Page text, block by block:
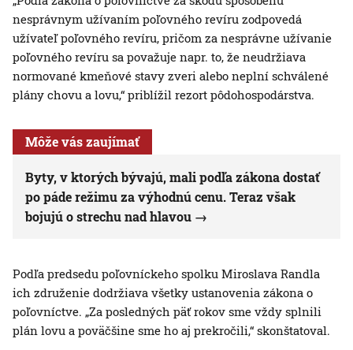
nesprávnym užívaním poľovného revíru zodpovedá
užívateľ poľovného revíru, pričom za nesprávne užívanie
poľovného revíru sa považuje napr. to, že neudržiava
normované kmeňové stavy zveri alebo neplní schválené
plány chovu a lovu,“ priblížil rezort pôdohospodárstva.
Môže vás zaujímať
Byty, v ktorých bývajú, mali podľa zákona dostať
po páde režimu za výhodnú cenu. Teraz však
bojujú o strechu nad hlavou
Podľa predsedu poľovníckeho spolku Miroslava Randla
ich združenie dodržiava všetky ustanovenia zákona o
poľovníctve. „Za posledných päť rokov sme vždy splnili
plán lovu a poväčšine sme ho aj prekročili,“ skonštatoval.